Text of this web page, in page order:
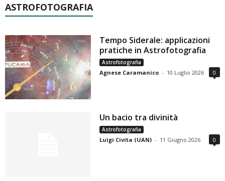
ASTROFOTOGRAFIA
Tempo Siderale: applicazioni
pratiche in Astrofotografia
Astrofotografia
Agnese Caramanico - 10 Luglio 2026 0
Un bacio tra divinità
Astrofotografia
Luigi Civita (UAN) - 11 Giugno 2026 0